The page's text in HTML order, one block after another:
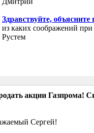
Здравствуйте, объясните
из каких соображений
Рустем
акции Газпрома!
Сергей!